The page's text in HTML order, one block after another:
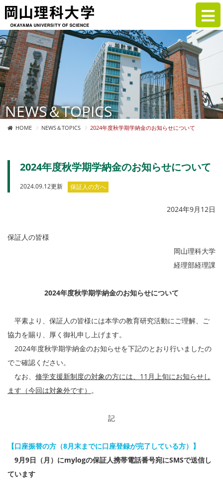
NEWS＆TOPICS
HOME NEWS＆TOPICS 2024年度秋学期学納金のお知らせについて
2024年度秋学期学納金のお知らせについて
2024.09.12更新 保証人の方へ
2024年9月12日
保証人の皆様
岡山理科大学
経理部経理課
2024年度秋学期学納金のお知らせについて
平素より、保証人の皆様には本学の教育研究活動にご理解、ご
協力を賜り、厚く御礼申し上げます。
2024年度秋学期学納金のお知らせを下記のとおり行いましたの
でご確認ください。
なお、 修学支援新制度の対象の方には、11月上旬にお知らせし
ます（今回は対象外です） 。
記
【口座振替の方 （8月末までに口座登録が完了している方） 】
9月9日（月）にmylogの保証人携帯電話番号宛にSMSで送信し
ています